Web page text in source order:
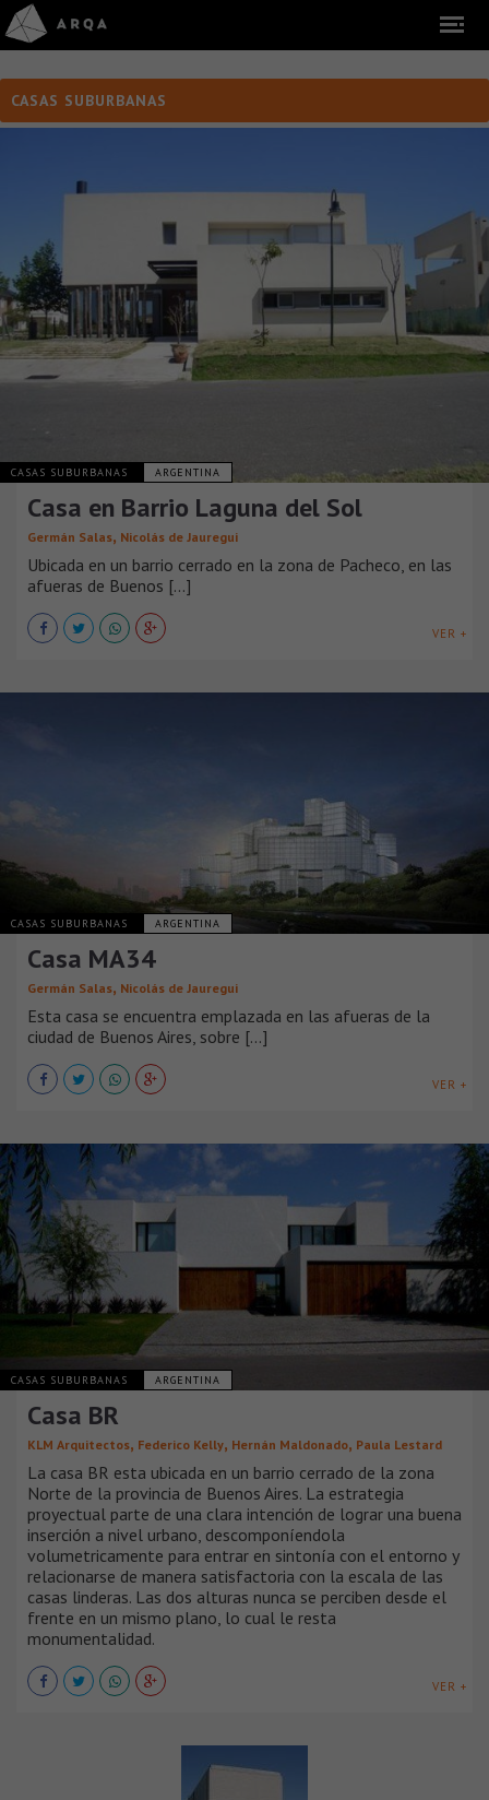
CASAS SUBURBANAS
CASAS SUBURBANAS ARGENTINA
Casa en Barrio Laguna del Sol
Germán Salas, Nicolás de Jauregui
Ubicada en un barrio cerrado en la zona de Pacheco, en las
afueras de Buenos [...]
VER +
CASAS SUBURBANAS ARGENTINA
Casa MA34
Germán Salas, Nicolás de Jauregui
Esta casa se encuentra emplazada en las afueras de la
ciudad de Buenos Aires, sobre [...]
VER +
CASAS SUBURBANAS ARGENTINA
Casa BR
KLM Arquitectos, Federico Kelly, Hernán Maldonado, Paula Lestard
La casa BR esta ubicada en un barrio cerrado de la zona
Norte de la provincia de Buenos Aires. La estrategia
proyectual parte de una clara intención de lograr una buena
inserción a nivel urbano, descomponíendola
volumetricamente para entrar en sintonía con el entorno y
relacionarse de manera satisfactoria con la escala de las
casas linderas. Las dos alturas nunca se perciben desde el
frente en un mismo plano, lo cual le resta
monumentalidad.
VER +